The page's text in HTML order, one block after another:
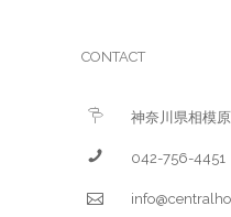
CONTACT
神奈川県相模
042-756-4451